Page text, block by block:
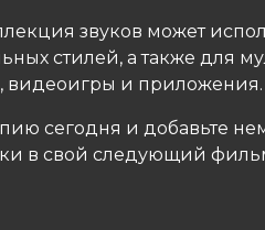
звуков может
стилей, а также для
видеоигры и приложения.
сегодня и добавьте
в свой следующий